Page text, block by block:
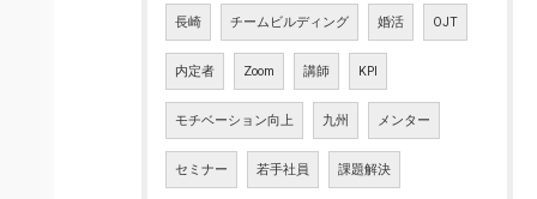
長崎 チームビルディング 婚活 OJT
内定者 Zoom 講師 KPI
モチベーション向上 九州 メンター
セミナー 若手社員 課題解決